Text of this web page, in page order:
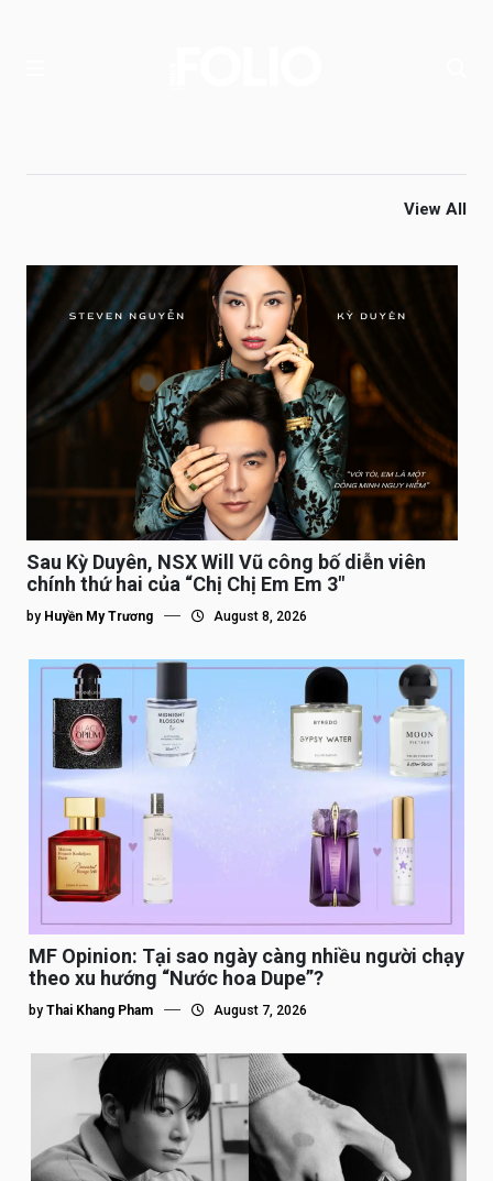
View All
Sau Kỳ Duyên, NSX Will Vũ công bố diễn viên
chính thứ hai của “Chị Chị Em Em 3″
by Huyền My Trương August 8, 2026
MF Opinion: Tại sao ngày càng nhiều người chạy
theo xu hướng “Nước hoa Dupe”?
by Thai Khang Pham August 7, 2026